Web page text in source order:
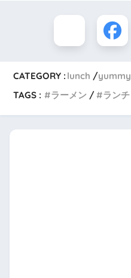
CATEGORY : lunch
yummy
TAGS :
ラーメン ランチ